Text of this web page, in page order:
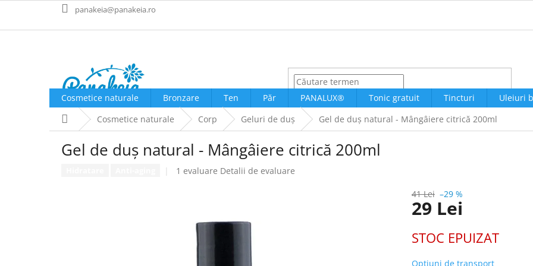
conținut
panakeia@panakeia.ro
Cosmetice naturale Bronzare Ten Păr PANALUX® Tonic gratuit Tincturi Uleiuri
Acasă Cosmetice naturale Corp Geluri de duș Gel de duș natural - Mângâiere citrică 200ml
Gel de duș natural - Mângâiere citrică 200ml
Evaluarea
stele.
1 evaluare Detalii de evaluare
41 Lei –29 %
29 Lei
preţ:
STOC EPUIZAT
Opțiuni de transport